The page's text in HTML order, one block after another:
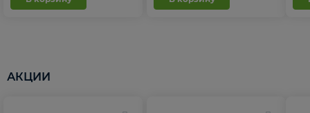
АКЦИИ